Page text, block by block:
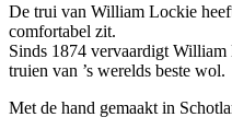
De trui van William Lockie
comfortabel zit.
Sinds 1874 vervaardigt
truien van ’s werelds beste wol.
Met de hand gemaakt in